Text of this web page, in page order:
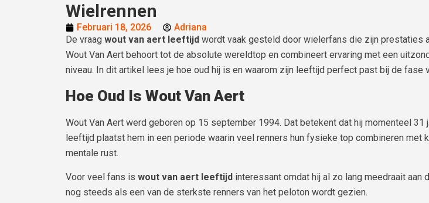
Wielrennen
Februari 18, 2026
Adriana
De vraag wout van aert leeftijd wordt vaak gesteld door wielerfans die zijn prestaties
Wout Van Aert behoort tot de absolute wereldtop en combineert ervaring met een
niveau. In dit artikel lees je hoe oud hij is en waarom zijn leeftijd perfect past bij de fase
Hoe Oud Is Wout Van Aert
Wout Van Aert werd geboren op 15 september 1994. Dat betekent dat hij momenteel 31
leeftijd plaatst hem in een periode waarin veel renners hun fysieke top combineren met
mentale rust.
Voor veel fans is wout van aert leeftijd interessant omdat hij al zo lang meedraait aan
nog steeds als een van de sterkste renners van het peloton wordt gezien.